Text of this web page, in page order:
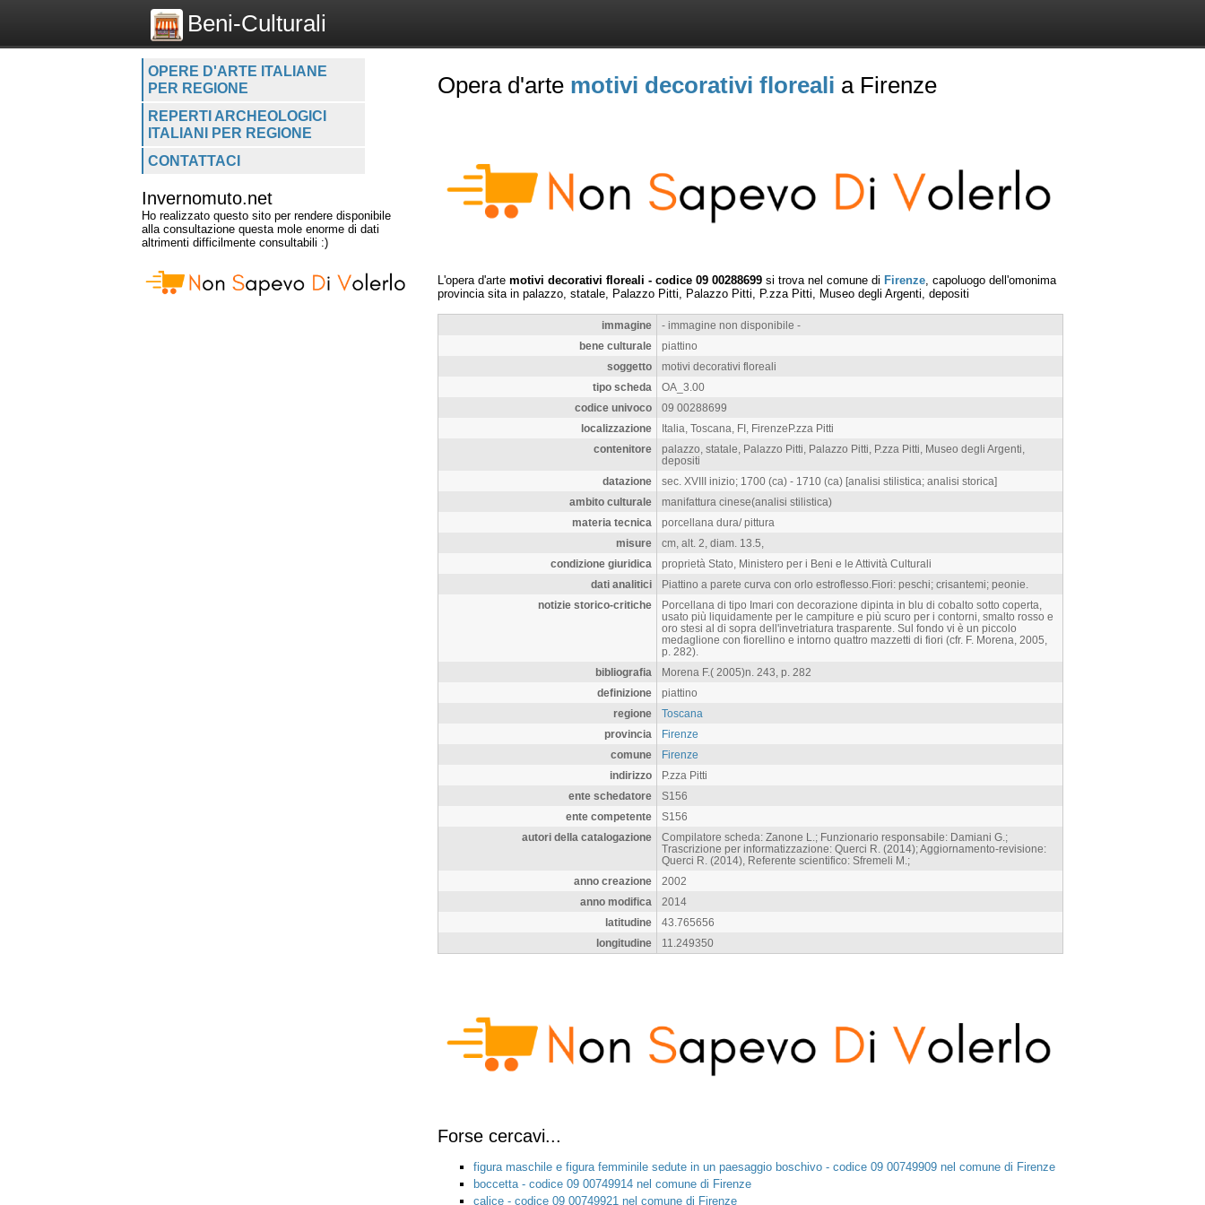
Beni-Culturali
OPERE D'ARTE ITALIANE
PER REGIONE
REPERTI ARCHEOLOGICI
ITALIANI PER REGIONE
CONTATTACI
Invernomuto.net
Ho realizzato questo sito per rendere disponibile
alla consultazione questa mole enorme di dati
altrimenti difficilmente consultabili :)
Opera d'arte motivi decorativi floreali a Firenze
L'opera d'arte motivi decorativi floreali - codice 09 00288699 si trova nel comune di Firenze , capoluogo dell'omonima
provincia sita in palazzo, statale, Palazzo Pitti, Palazzo Pitti, P.zza Pitti, Museo degli Argenti, depositi
immagine
- immagine non disponibile -
bene culturale
piattino
soggetto
motivi decorativi floreali
tipo scheda
OA_3.00
codice univoco
09 00288699
localizzazione
Italia, Toscana, FI, FirenzeP.zza Pitti
contenitore
palazzo, statale, Palazzo Pitti, Palazzo Pitti, P.zza Pitti, Museo degli Argenti,
depositi
datazione
sec. XVIII inizio; 1700 (ca) - 1710 (ca) [analisi stilistica; analisi storica]
ambito culturale
manifattura cinese(analisi stilistica)
materia tecnica
porcellana dura/ pittura
misure
cm, alt. 2, diam. 13.5,
condizione giuridica
proprietà Stato, Ministero per i Beni e le Attività Culturali
dati analitici
Piattino a parete curva con orlo estroflesso.Fiori: peschi; crisantemi; peonie.
notizie storico-critiche
Porcellana di tipo Imari con decorazione dipinta in blu di cobalto sotto coperta,
usato più liquidamente per le campiture e più scuro per i contorni, smalto rosso e
oro stesi al di sopra dell'invetriatura trasparente. Sul fondo vi è un piccolo
medaglione con fiorellino e intorno quattro mazzetti di fiori (cfr. F. Morena, 2005,
p. 282).
bibliografia
Morena F.( 2005)n. 243, p. 282
definizione
piattino
regione
Toscana
provincia
Firenze
comune
Firenze
indirizzo
P.zza Pitti
ente schedatore
S156
ente competente
S156
autori della catalogazione
Compilatore scheda: Zanone L.; Funzionario responsabile: Damiani G.;
Trascrizione per informatizzazione: Querci R. (2014); Aggiornamento-revisione:
Querci R. (2014), Referente scientifico: Sfremeli M.;
anno creazione
2002
anno modifica
2014
latitudine
43.765656
longitudine
11.249350
Forse cercavi...
figura maschile e figura femminile sedute in un paesaggio boschivo - codice 09 00749909 nel comune di Firenze
boccetta - codice 09 00749914 nel comune di Firenze
calice - codice 09 00749921 nel comune di Firenze